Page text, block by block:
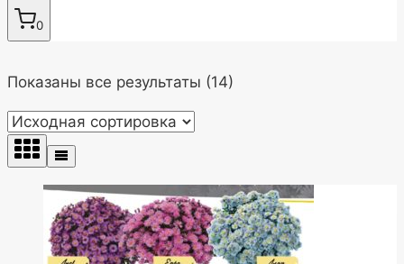
0
Показаны все результаты (14)